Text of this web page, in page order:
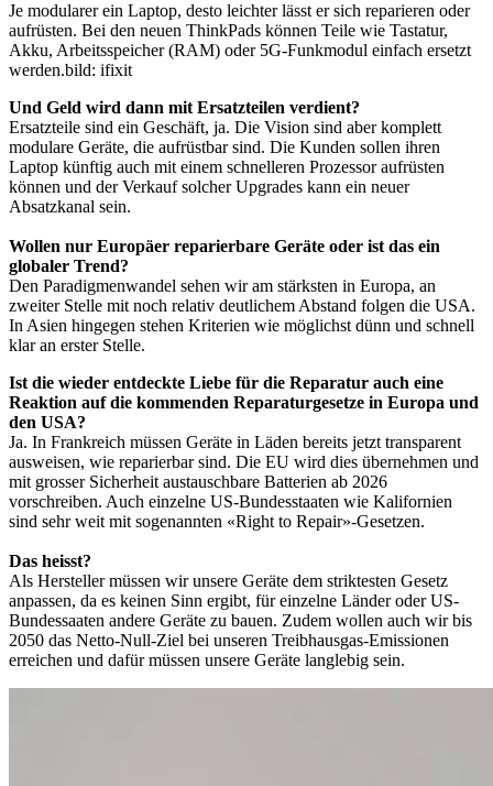
Je modularer ein Laptop, desto leichter lässt er sich reparieren oder
aufrüsten. Bei den neuen ThinkPads können Teile wie Tastatur,
Akku, Arbeitsspeicher (RAM) oder 5G-Funkmodul einfach ersetzt
werden.bild: ifixit
Und Geld wird dann mit Ersatzteilen verdient?
Ersatzteile sind ein Geschäft, ja. Die Vision sind aber komplett
modulare Geräte, die aufrüstbar sind. Die Kunden sollen ihren
Laptop künftig auch mit einem schnelleren Prozessor aufrüsten
können und der Verkauf solcher Upgrades kann ein neuer
Absatzkanal sein.
Wollen nur Europäer reparierbare Geräte oder ist das ein
globaler Trend?
Den Paradigmenwandel sehen wir am stärksten in Europa, an
zweiter Stelle mit noch relativ deutlichem Abstand folgen die USA.
In Asien hingegen stehen Kriterien wie möglichst dünn und schnell
klar an erster Stelle.
Ist die wieder entdeckte Liebe für die Reparatur auch eine
Reaktion auf die kommenden Reparaturgesetze in Europa und
den USA?
Ja. In Frankreich müssen Geräte in Läden bereits jetzt transparent
ausweisen, wie reparierbar sind. Die EU wird dies übernehmen und
mit grosser Sicherheit austauschbare Batterien ab 2026
vorschreiben. Auch einzelne US-Bundesstaaten wie Kalifornien
sind sehr weit mit sogenannten «Right to Repair»-Gesetzen.
Das heisst?
Als Hersteller müssen wir unsere Geräte dem striktesten Gesetz
anpassen, da es keinen Sinn ergibt, für einzelne Länder oder US-
Bundessaaten andere Geräte zu bauen. Zudem wollen auch wir bis
2050 das Netto-Null-Ziel bei unseren Treibhausgas-Emissionen
erreichen und dafür müssen unsere Geräte langlebig sein.